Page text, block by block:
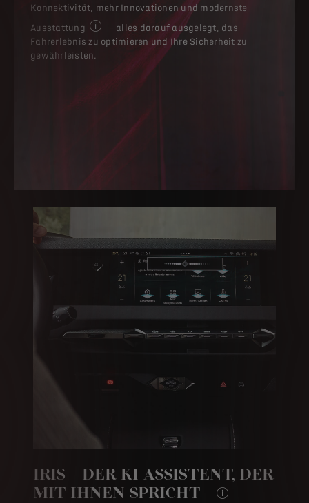
Konnektivität, mehr Innovationen und modernste
Ausstattung
Einige Ausstattungsmerkmale sind abhängig
– alles darauf ausgelegt, das
Fahrerlebnis zu optimieren und Ihre Sicherheit zu
gewährleisten.
IRIS – DER KI-ASSISTENT, DER
MIT IHNEN SPRICHT